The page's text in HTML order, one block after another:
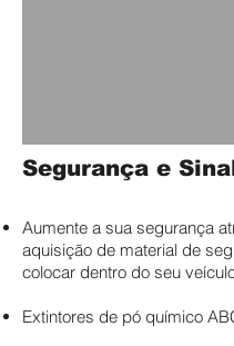
Segurança e
Aumente a sua segurança
aquisição de material de
colocar dentro do seu
Extintores de pó químico